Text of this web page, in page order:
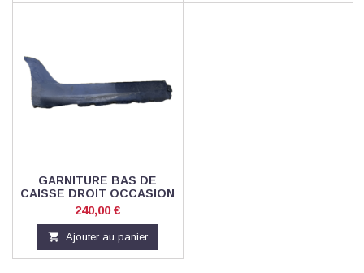
GARNITURE BAS DE
CAISSE DROIT OCCASION
Prix
240,00 €
 Ajouter au panier